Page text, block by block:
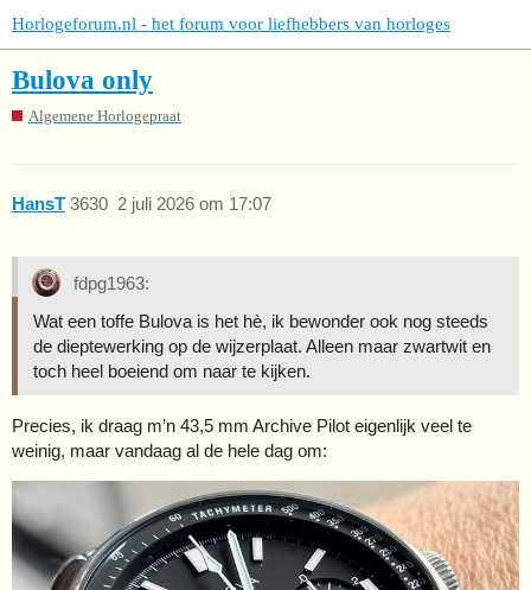
Horlogeforum.nl - het forum voor liefhebbers van horloges
Bulova only
Algemene Horlogepraat
HansT 2 juli 2026 om 17:07
3630
fdpg1963:
Wat een toffe Bulova is het hè, ik bewonder ook nog steeds
de dieptewerking op de wijzerplaat. Alleen maar zwartwit en
toch heel boeiend om naar te kijken.
Precies, ik draag m’n 43,5 mm Archive Pilot eigenlijk veel te
weinig, maar vandaag al de hele dag om: